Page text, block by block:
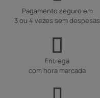
Pagamento seguro em
3 ou 4 vezes sem despesas
Entrega
com hora marcada